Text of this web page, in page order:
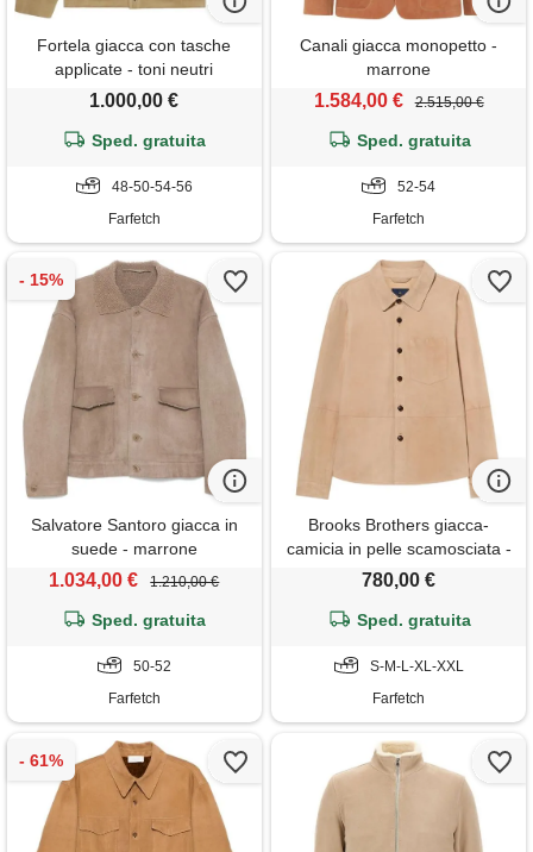
Fortela giacca con tasche
applicate - toni neutri
1.000,00 €
Sped. gratuita
48-50-54-56
Farfetch
Canali giacca monopetto -
marrone
1.584,00 € 2.515,00 €
Sped. gratuita
52-54
Farfetch
Salvatore Santoro giacca in
suede - marrone
1.034,00 € 1.210,00 €
Sped. gratuita
50-52
Farfetch
Brooks Brothers giacca-
camicia in pelle scamosciata -
toni neutri
780,00 €
Sped. gratuita
S-M-L-XL-XXL
Farfetch